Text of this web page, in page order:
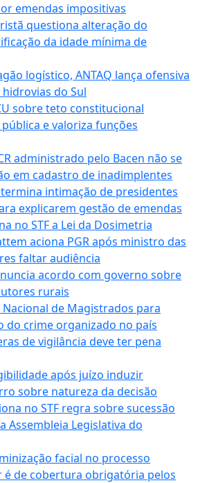
emendas impositivas
questiona alteração do
da idade mínima de
logístico, ANTAQ lança ofensiva
do Sul
sobre teto constitucional
e valoriza funções
administrado pelo Bacen não se
em cadastro de inadimplentes
intimação de presidentes
explicarem gestão de emendas
no STF a Lei da Dosimetria
aciona PGR após ministro das
faltar audiência
acordo com governo sobre
rurais
Nacional de Magistrados para
do crime organizado no país
de vigilância deve ter pena
após juízo induzir
sobre natureza da decisão
no STF regra sobre sucessão
Assembleia Legislativa do
facial no processo
é de cobertura obrigatória pelos